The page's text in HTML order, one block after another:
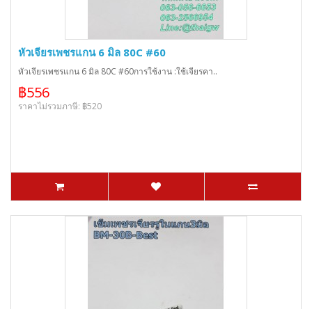
หัวเจียรเพชรแกน 6 มิล 80C #60
หัวเจียรเพชรแกน 6 มิล 80C #60การใช้งาน :ใช้เจียรคา..
฿556
ราคาไม่รวมภาษี: ฿520